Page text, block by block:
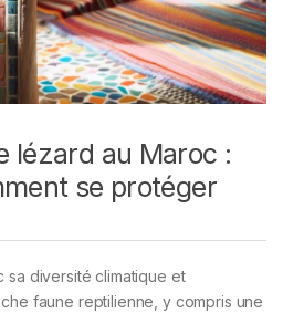
lézard au Maroc :
se protéger
sa diversité climatique et
faune reptilienne, y compris une